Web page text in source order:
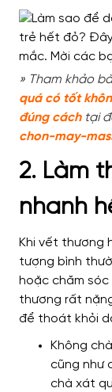
» Tham khảo
quá có tốt
đúng cách tại
chon-may-
2. Làm
nhanh
Khi vết thương
tượng bình
hoặc chăm
thương rất
để thoát khỏi
Không
cũng như
chà xát